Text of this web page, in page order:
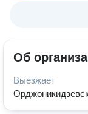
Об
Выезжает